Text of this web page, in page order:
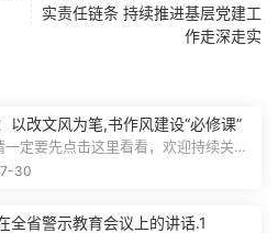
实责任链条 持续推进基层党建工
作走深走实
以改文风为笔,书作风建设“必修课”
一定要先点击这里看看，欢迎持续关
板每天推送预览结束，本文...
30
全省警示教育会议上的讲话.1